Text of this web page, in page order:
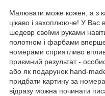
Малювати може кожен, а з
цікаво і захоплююче! У Вас
шедевр своїми руками
полотном і фарбами
номерами сприятливо
приємний результат -
або як подарунок hand-
придбати картину за
відразу можна починати